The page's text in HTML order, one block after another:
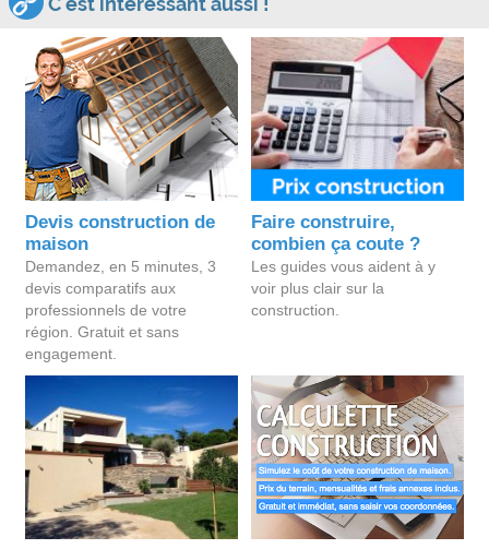
Devis construction de
maison
Demandez, en 5 minutes, 3
devis comparatifs aux
professionnels de votre
région. Gratuit et sans
engagement.
Faire construire,
combien ça coute ?
Les guides vous aident à y
voir plus clair sur la
construction.